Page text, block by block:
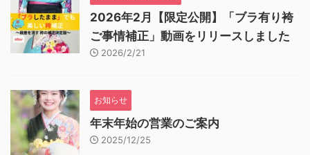
2026年2月【限定公開】「ブラ有り袴
ご事情補正」動画をリリースしました
2026/2/21
お知らせ
年末年始の営業のご案内
2025/12/25